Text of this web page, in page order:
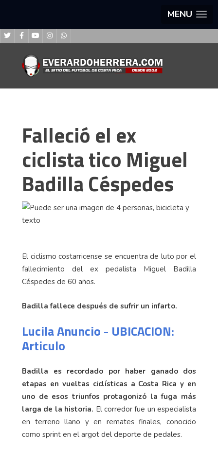
MENU
Falleció el ex
ciclista tico Miguel
Badilla Céspedes
El ciclismo costarricense se encuentra de luto por el
fallecimiento del ex pedalista Miguel Badilla
Céspedes de 60 años.
Badilla fallece después de sufrir un infarto.
Lucila Anuncio - UBICACION:
Articulo
Badilla es recordado por haber ganado dos
etapas en vueltas ciclísticas a Costa Rica y en
uno de esos triunfos protagonizó la fuga más
larga de la historia. El corredor fue un especialista
en terreno llano y en remates finales, conocido
como sprint en el argot del deporte de pedales.